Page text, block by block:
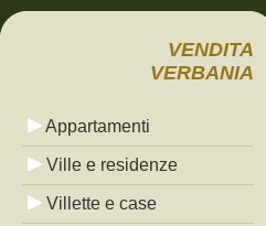
VENDITA
VERBANIA
Appartamenti
Ville e residenze
Villette e case